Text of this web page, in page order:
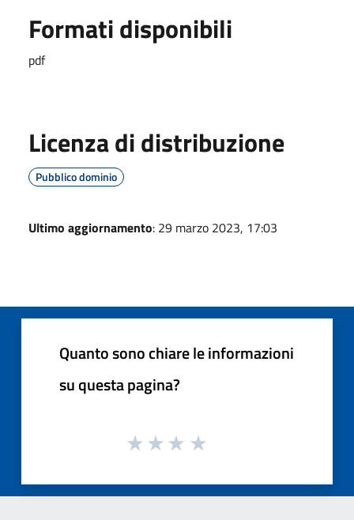
Formati disponibili
pdf
Licenza di distribuzione
Pubblico dominio
Ultimo aggiornamento: 29 marzo 2023, 17:03
Quanto sono chiare le informazioni
su questa pagina?